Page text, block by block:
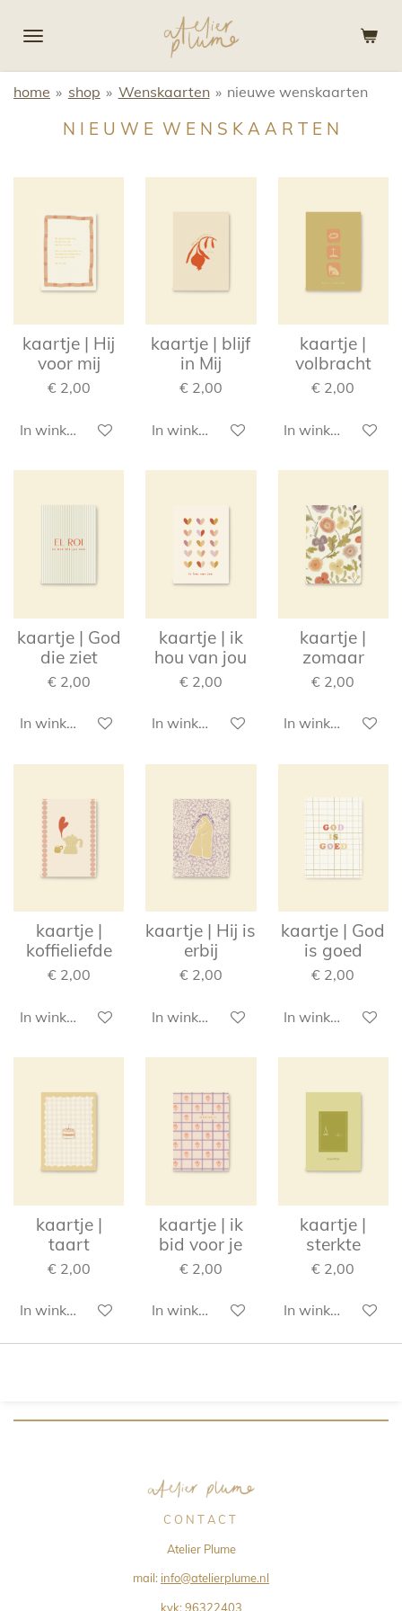
direct
de
home » shop » Wenskaarten » nieuwe wenskaarten
N I E U W E W E N S K A A R T E N
kaartje | Hij
voor mij
€ 2,00
In winkelwagen
kaartje | blijf
in Mij
€ 2,00
In winkelwagen
kaartje |
volbracht
€ 2,00
In winkelwagen
kaartje | God
die ziet
€ 2,00
In winkelwagen
kaartje | ik
hou van jou
€ 2,00
In winkelwagen
kaartje |
zomaar
€ 2,00
In winkelwagen
kaartje |
koffieliefde
€ 2,00
In winkelwagen
kaartje | Hij is
erbij
€ 2,00
In winkelwagen
kaartje | God
is goed
€ 2,00
In winkelwagen
kaartje |
taart
€ 2,00
In winkelwagen
kaartje | ik
bid voor je
€ 2,00
In winkelwagen
kaartje |
sterkte
€ 2,00
In winkelwagen
C O N T A C T
Atelier Plume
mail: info@atelierplume.nl
kvk:96322403